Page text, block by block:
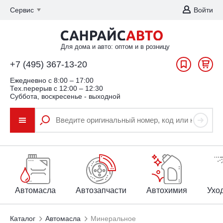
Сервис Войти
Для дома и авто: оптом и в розницу
+7 (495) 367-13-20
Ежедневно c 8:00 – 17:00
Тех.перерыв с 12:00 – 12:30
Суббота, воскресенье - выходной
Автомасла Автозапчасти Автохимия
Каталог Автомасла Минеральное